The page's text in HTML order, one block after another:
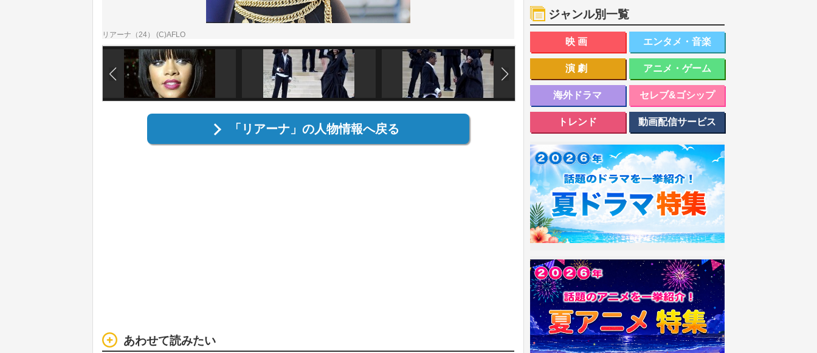
リアーナ（24） (C)AFLO
「リアーナ」の人物情報へ戻る
あわせて読みたい
ジャンル別一覧
映画 エンタメ・音楽
演劇 アニメ・ゲーム
海外ドラマ セレブ&ゴシップ
トレンド 動画配信サービス